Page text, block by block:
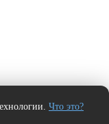
Что это?